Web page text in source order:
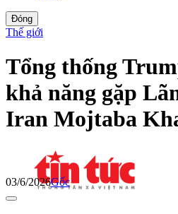
Đóng
Thế giới
Tổng thống
khả năng gặp
Iran Mojtaba
03/6/2026Gốc